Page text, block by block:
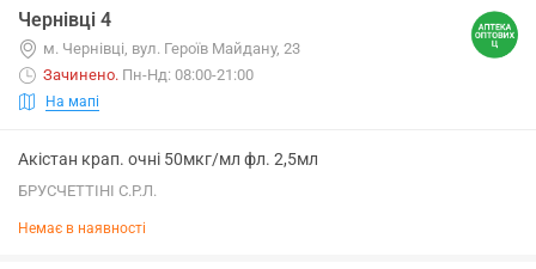
Чернівці 4
м. Чернівці, вул. Героїв Майдану, 23
Зачинено. Пн-Нд: 08:00-21:00
На мапі
Акістан крап. очні 50мкг/мл фл. 2,5мл
БРУСЧЕТТІНІ С.Р.Л.
Немає в наявності